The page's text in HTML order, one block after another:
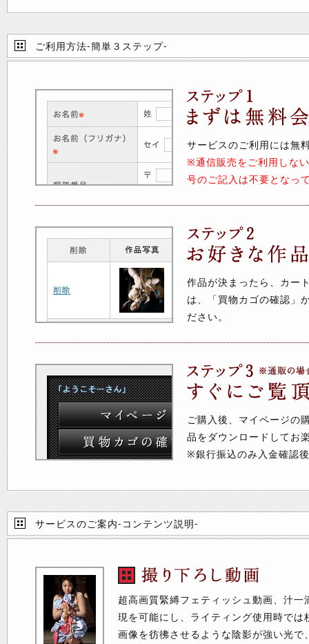
ご利用方法-簡単３ステップ-
サービスのご利用には無
※通信販売をご利用しな
号のご記入は不要となっ
作品が決まったら、カー
は、「買物カゴの確認」
ださい。
ご購入後、マイページの
品をダウンロードしてお
※銀行振込のみ入金確認
サービスのご案内-コンテンツ説明-
超高画質緊縛フェティッシュ動画、汁
現を可能にし、ライティング使用時では
画像を彷彿させるような陰影が強い光